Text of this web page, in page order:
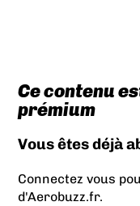
Ce contenu
prémium
Vous êtes déjà
Connectez vous
d'Aerobuzz.fr.